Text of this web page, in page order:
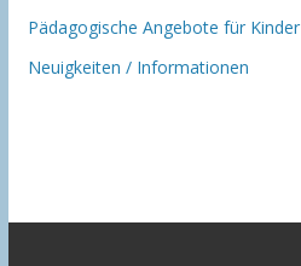
Pädagogische Angebote für Kinder
Neuigkeiten / Informationen